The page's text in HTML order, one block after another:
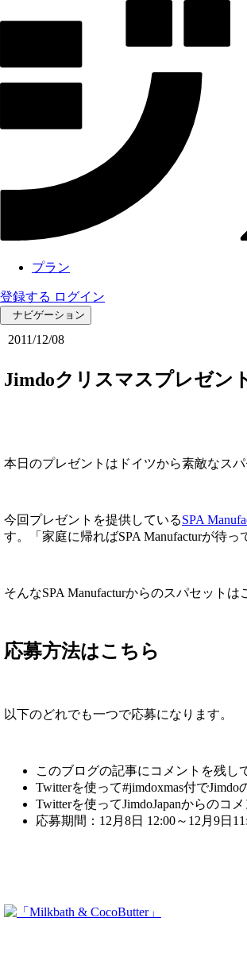
プラン
登録する ログイン
ナビゲーション
2011/12/08
Jimdoクリスマスプレゼン
本日のプレゼントはドイツから素敵なスパ
今回プレゼントを提供しているSPA
す。「家庭に帰ればSPA Manufacturが待
そんなSPA Manufacturからのスパセットは
応募方法はこちら
以下のどれでも一つで応募になります。
このブログの記事にコメントを残し
Twitterを使って#jimdoxmas付で
Twitterを使ってJimdoJapanからのコ
応募期間：12月8日 12:00～12月9日